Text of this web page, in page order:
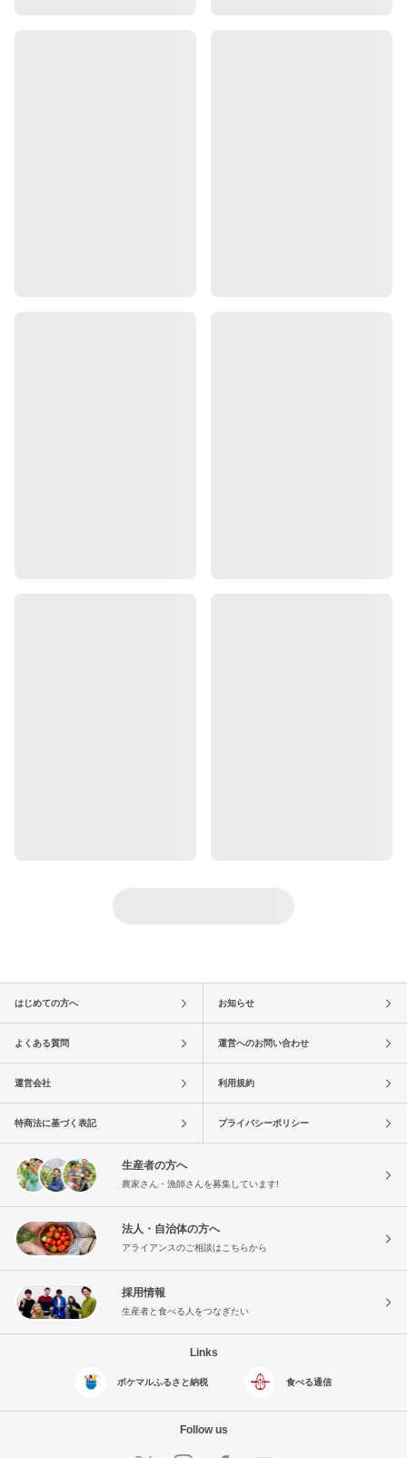
はじめての方へ お知らせ
よくある質問 運営へのお問い合わせ
運営会社 利用規約
特商法に基づく表記 プライバシーポリシー
生産者の方へ
農家さん・漁師さんを募集しています!
法人・自治体の方へ
アライアンスのご相談はこちらから
採用情報
生産者と食べる人をつなぎたい
Links
ポケマルふるさと納税 食べる通信
Follow us